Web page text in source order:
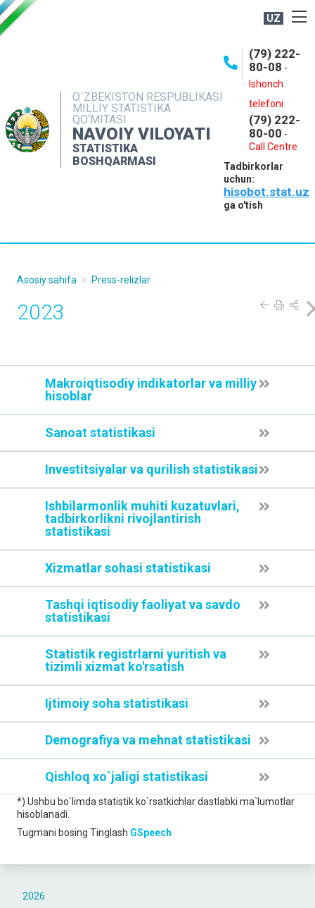
UZ
O`ZBEKISTON RESPUBLIKASI
MILLIY STATISTIKA
QO‘MITASI
NAVOIY VILOYATI
STATISTIKA
BOSHQARMASI
(79) 222-
80-08 -
Ishonch
telefoni
(79) 222-
80-00 -
Call Centre
Tadbirkorlar
uchun:
hisobot.stat.uz
ga o'tish
OCHIQ MA'LUMOTLAR
INTERAKTIV XIZMATLAR
MUROJAATLAR
2026
Asosiy sahifa Press-relizlar
2023
Makroiqtisodiy indikatorlar va milliy
hisoblar
Sanoat statistikasi
Investitsiyalar va qurilish statistikasi
Ishbilarmonlik muhiti kuzatuvlari,
tadbirkorlikni rivojlantirish
statistikasi
Xizmatlar sohasi statistikasi
Tashqi iqtisodiy faoliyat va savdo
statistikasi
Statistik registrlarni yuritish va
tizimli xizmat ko'rsatish
Ijtimoiy soha statistikasi
Demografiya va mehnat statistikasi
Qishloq xo`jaligi statistikasi
*) Ushbu bo`limda statistik ko`rsatkichlar dastlabki ma`lumotlar
hisoblanadi.
Tugmani bosing Tinglash GSpeech